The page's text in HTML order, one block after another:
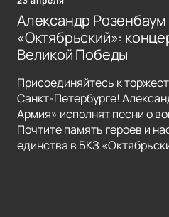
Александр Розенбаум
«Октябрьский»:
Великой Победы
Присоединяйтесь к
Санкт-Петербурге!
Армия» исполнят песни о
Почтите память героев и
единства в БКЗ